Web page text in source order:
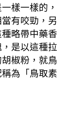
樣一樣的，
有咬勁，另
略帶中藥香
是以這種拉
椒粉，就鳥
為「鳥取素